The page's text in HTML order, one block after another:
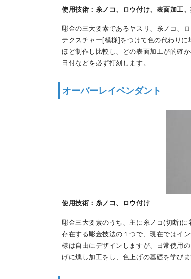
使用技術：糸ノコ、ロウ付け、表面加工
彫金の三大要素であるヤスリ、糸ノコ、
テクスチャー[模様]をつけて色の代わり
ほど制作し比較し、どの表面加工が的確
日付などを必ず打刻します。
オーバーレイペンダント
使用技術：糸ノコ、ロウ付け
彫金三大要素のうち、主に糸ノコ(切断)
存在する彫金技法の１つで、現在ではイ
様は自由にデザインしますが、日常使用
げに燻し加工をし、色上げの基礎を学びま